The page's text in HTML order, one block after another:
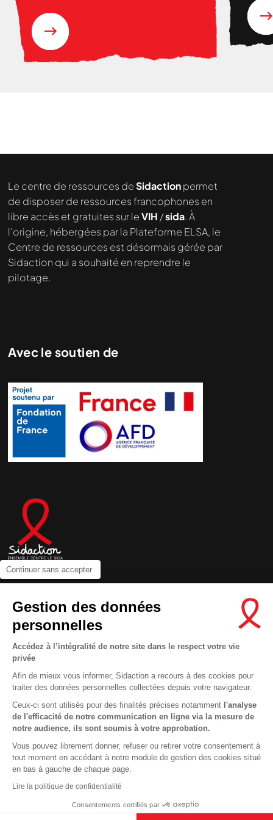
Continuer sans accepter
Gestion des données
personnelles
Accédez à l’intégralité de notre site dans le respect votre vie
privée
Afin de mieux vous informer, Sidaction a recours à des cookies pour
traiter des données personnelles collectées depuis votre navigateur.
Ceux-ci sont utilisés pour des finalités précises notamment l'analyse
de l'efficacité de notre communication en ligne via la mesure de
notre audience, ils sont soumis à votre approbation.
Vous pouvez librement donner, refuser ou retirer votre consentement à
tout moment en accédant à notre module de gestion des cookies situé
en bas à gauche de chaque page.
Lire la politique de confidentialité
Consentements certifiés par
Le centre de ressources deSidactionpermet
de disposer de ressources francophones en
libre accès et gratuites sur leVIH /sida. À
l’origine, hébergées par la Plateforme ELSA, le
Centre de ressources est désormais gérée par
Sidaction qui a souhaité en reprendre le
pilotage.
Avec le soutien de
Newsletter
Nous suivre sur les réseaux :
MENTIONS LÉGALES
CONDITIONS D’UTILISATION ET PROTECTION DES DONNÉES
COOKIES
This site uses cookies and gives you control over what you want to
En savoir plus